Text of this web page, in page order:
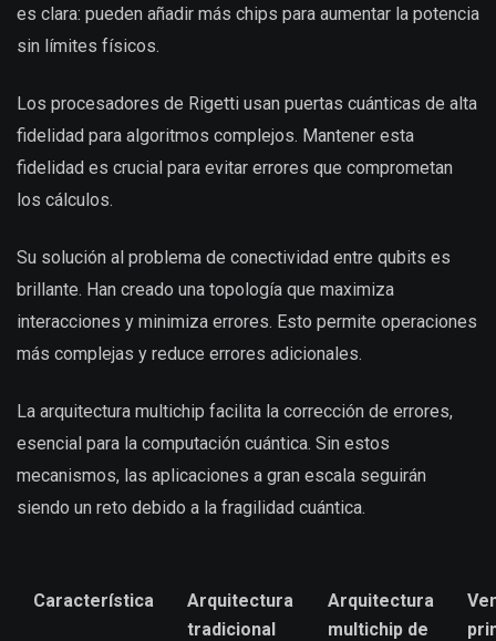
es clara: pueden añadir más chips para aumentar la potencia
sin límites físicos.
Los procesadores de Rigetti usan puertas cuánticas de alta
fidelidad para algoritmos complejos. Mantener esta
fidelidad es crucial para evitar errores que comprometan
los cálculos.
Su solución al problema de conectividad entre qubits es
brillante. Han creado una topología que maximiza
interacciones y minimiza errores. Esto permite operaciones
más complejas y reduce errores adicionales.
La arquitectura multichip facilita la corrección de errores,
esencial para la computación cuántica. Sin estos
mecanismos, las aplicaciones a gran escala seguirán
siendo un reto debido a la fragilidad cuántica.
Característica
Arquitectura
tradicional
Arquitectura
multichip de